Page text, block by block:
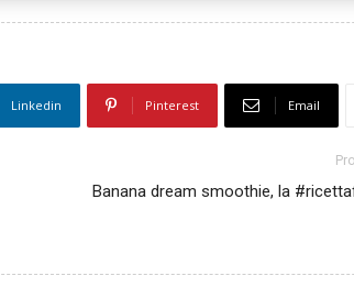
Linkedin Pinterest Email
Banana dream smoothie, la